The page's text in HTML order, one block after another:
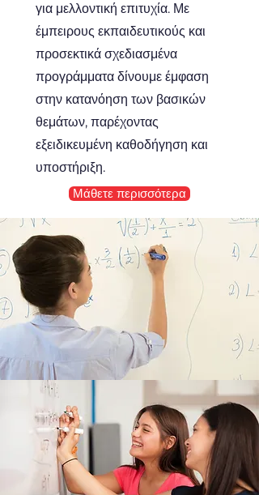
για μελλοντική επιτυχία. Με
έμπειρους εκπαιδευτικούς και
προσεκτικά σχεδιασμένα
προγράμματα δίνουμε έμφαση
στην κατανόηση των βασικών
θεμάτων, παρέχοντας
εξειδικευμένη καθοδήγηση και
υποστήριξη.
Μάθετε περισσότερα